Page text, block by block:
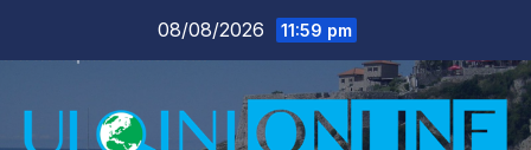
08/08/2026 11:59 pm